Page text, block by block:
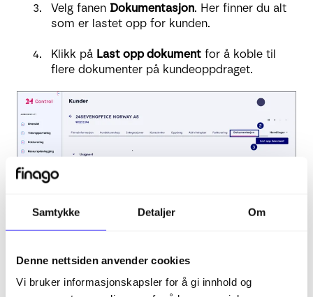
Samtykke Detaljer Om
Denne nettsiden anvender cookies
Vi bruker informasjonskapsler for å gi innhold og
Velg fanen Dokumentasjon. Her finner du alt
som er lastet opp for kunden.
Klikk på Last opp dokument for å koble til
flere dokumenter på kundeoppdraget.
Relaterte artikler